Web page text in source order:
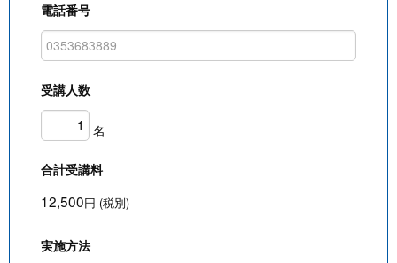
電話番号
受講人数
名
合計受講料
12,500円 (税別)
実施方法